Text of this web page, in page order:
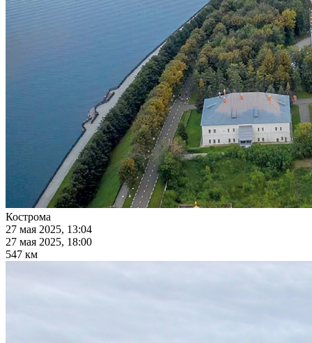
Кострома
27 мая 2025, 13:04
27 мая 2025, 18:00
547 км